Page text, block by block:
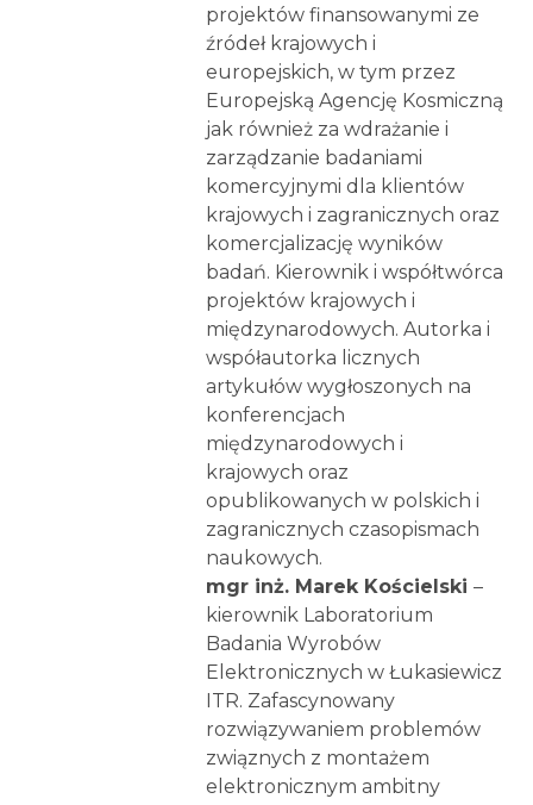
projektów finansowanymi ze
źródeł krajowych i
europejskich, w tym przez
Europejską Agencję Kosmiczną
jak również za wdrażanie i
zarządzanie badaniami
komercyjnymi dla klientów
krajowych i zagranicznych oraz
komercjalizację wyników
badań. Kierownik i współtwórca
projektów krajowych i
międzynarodowych. Autorka i
współautorka licznych
artykułów wygłoszonych na
konferencjach
międzynarodowych i
krajowych oraz
opublikowanych w polskich i
zagranicznych czasopismach
naukowych.
mgr inż. Marek Kościelski –
kierownik Laboratorium
Badania Wyrobów
Elektronicznych w Łukasiewicz
ITR. Zafascynowany
rozwiązywaniem problemów
związnych z montażem
elektronicznym ambitny